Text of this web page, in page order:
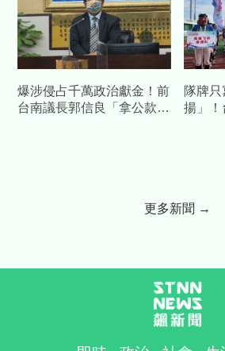
爆涉侵占千萬政治獻金！前
台南議長郭信良「拿公款補
隊牌
揚」！
更多新聞 →